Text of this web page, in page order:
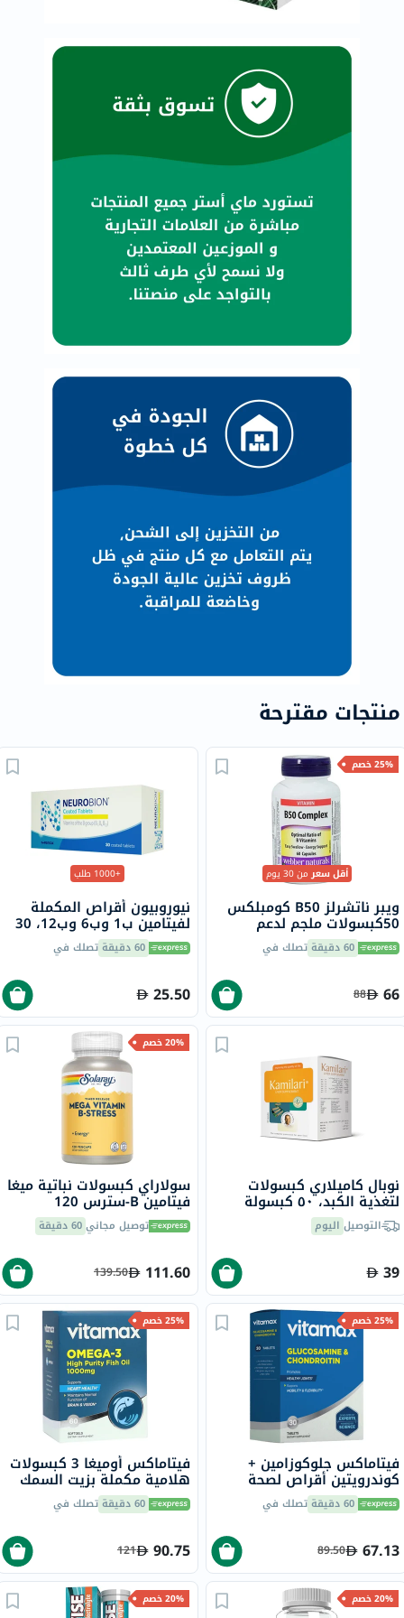
منتجات مقترحة
25% خصم
أقل سعرمن 30 يوم
ويبر ناتشرلز B50 كومبلكس
50كبسولات ملجم لدعم
الطاقة، حزمة من 60
60 دقيقة تصلك في
66
88
+1000 طلب
نيوروبيون أقراص المكملة
لفيتامين ب1 وب6 وب12، 30
قرص 60 دقيقة تصلك في
25.50
نوبال كاميلاري كبسولات
لتغذية الكبد، ٥٠ كبسولة
التوصيل اليوم
39
20% خصم
سولاراي كبسولات نباتية ميغا
فيتامين B-سترس 120
كبسولةتوصيل مجاني60 دقيقة
111.60
139.50
25% خصم
فيتاماكس جلوكوزامين +
كوندرويتين أقراص لصحة
المفاصل، حزمة من 30
60 دقيقة تصلك في
67.13
89.50
25% خصم
فيتاماكس أوميغا 3 كبسولات
هلامية مكملة بزيت السمك
1000 ملجم حزمة من 60 60 دقيقة تصلك في
90.75
121
20% خصم 20% خصم